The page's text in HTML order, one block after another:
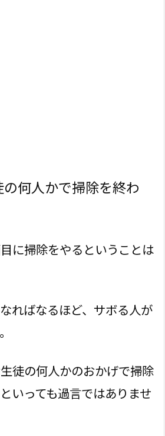
何人かで掃除を終わ
に掃除をやるということは
ればなるほど、サボる人が
徒の何人かのおかげで掃除
いっても過言ではありませ